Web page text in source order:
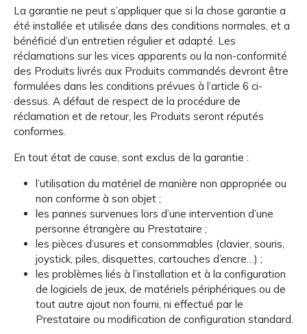
La garantie ne peut s’appliquer que si la chose garantie a
été installée et utilisée dans des conditions normales, et a
bénéficié d’un entretien régulier et adapté. Les
réclamations sur les vices apparents ou la non-conformité
des Produits livrés aux Produits commandés devront être
formulées dans les conditions prévues à l’article 6 ci-
dessus. A défaut de respect de la procédure de
réclamation et de retour, les Produits seront réputés
conformes.
En tout état de cause, sont exclus de la garantie :
l’utilisation du matériel de manière non appropriée ou
non conforme à son objet ;
les pannes survenues lors d’une intervention d’une
personne étrangère au Prestataire ;
les pièces d’usures et consommables (clavier, souris,
joystick, piles, disquettes, cartouches d’encre…) ;
les problèmes liés à l’installation et à la configuration
de logiciels de jeux, de matériels périphériques ou de
tout autre ajout non fourni, ni effectué par le
Prestataire ou modification de configuration standard.